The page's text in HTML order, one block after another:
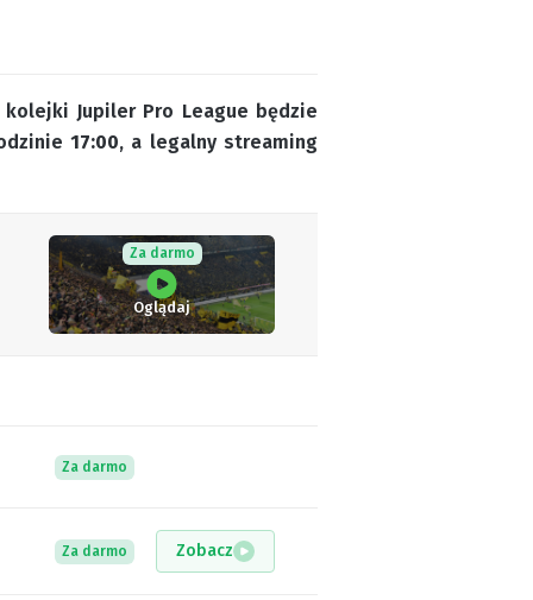
Jupiler Pro League będzie
17:00, a legalny streaming
Za darmo
Oglądaj
Za darmo
Za darmo Zobacz